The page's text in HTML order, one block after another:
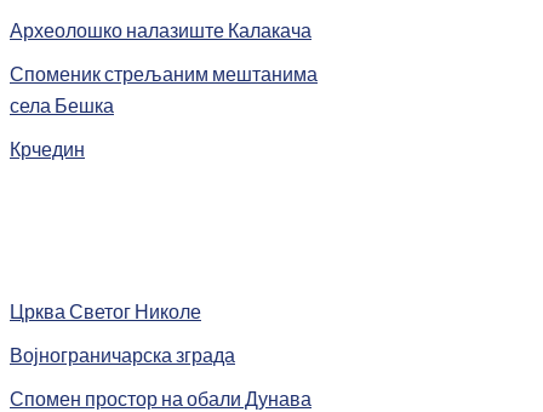
Археолошко налазиште Калакача
Споменик стрељаним мештанима
села Бешка
Крчедин
Црква Светог Николе
Војнограничарска зграда
Спомен простор на обали Дунава